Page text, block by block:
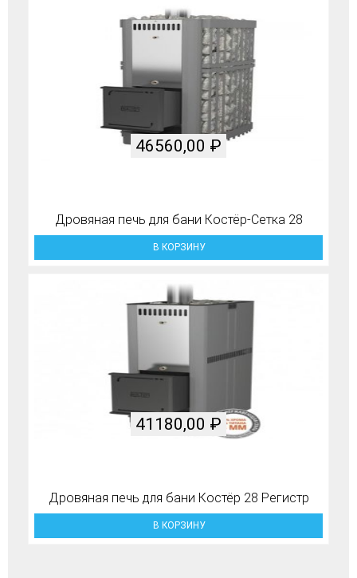
Дровяная печь для бани Костёр-Сетка 28
46560,00 ₽
В КОРЗИНУ
Дровяная печь для бани Костёр 28 Регистр
41180,00 ₽
В КОРЗИНУ